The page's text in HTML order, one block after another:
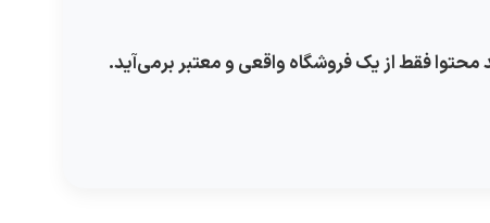
فقط از یک فروشگاه واقعی و معتبر برمی‌آید.